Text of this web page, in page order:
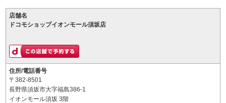
店舗名
ドコモショップイオンモール須坂店
住所/電話番号
〒382-8501
長野県須坂市大字福島386-1
イオンモール須坂 3階